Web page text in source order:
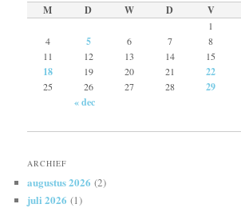
M D W D V
1
4
5 6 7 8
11 12 13 14 15
18 19 20 21 22
25
26 27 28 29
« dec
ARCHIEF
augustus 2026 (2)
juli 2026 (1)